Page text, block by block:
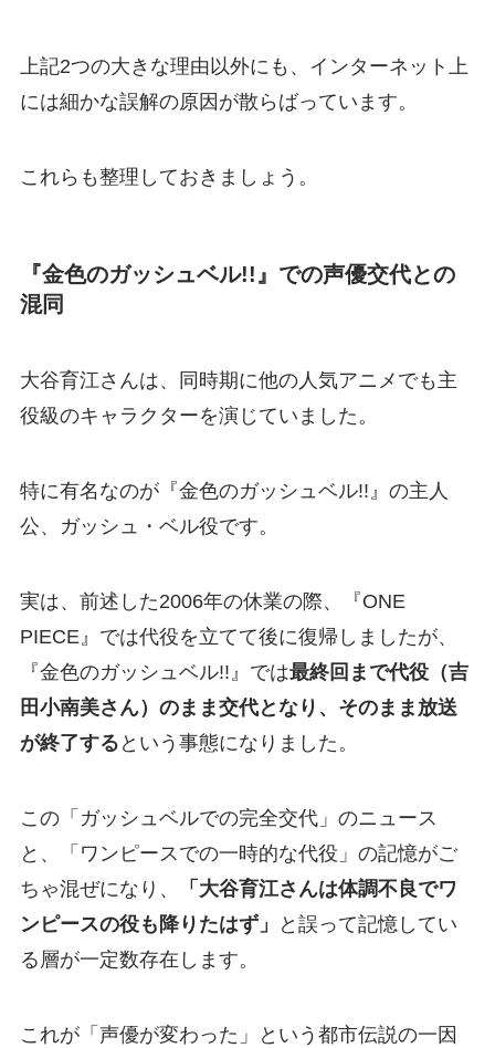
上記2つの大きな理由以外にも、インターネット上
には細かな誤解の原因が散らばっています。
これらも整理しておきましょう。
『金色のガッシュベル!!』での声優交代との
混同
大谷育江さんは、同時期に他の人気アニメでも主
役級のキャラクターを演じていました。
特に有名なのが『金色のガッシュベル!!』の主人
公、ガッシュ・ベル役です。
実は、前述した2006年の休業の際、『ONE
PIECE』では代役を立てて後に復帰しましたが、
『金色のガッシュベル!!』では最終回まで代役（吉
田小南美さん）のまま交代となり、そのまま放送
が終了する という事態になりました。
この「ガッシュベルでの完全交代」のニュース
と、「ワンピースでの一時的な代役」の記憶がご
ちゃ混ぜになり、
「大谷育江さんは体調不良でワ
ンピースの役も降りたはず」
と誤って記憶してい
る層が一定数存在します。
これが「声優が変わった」という都市伝説の一因